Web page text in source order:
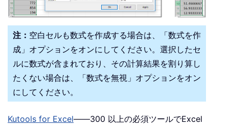
注： 空白セルも数式を作成する場合は、「数式を作
成」オプションをオンにしてください。選択したセ
ルに数式が含まれており、その計算結果を割り算し
たくない場合は、「数式を無視」オプションをオン
にしてください。
Kutools for Excel——300 以上の必須ツールでExcel